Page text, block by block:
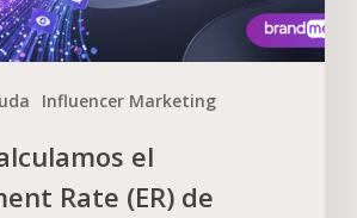
Influencer Marketing
el
Rate (ER) de